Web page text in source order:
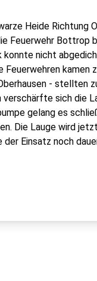
Heide Richtung
Feuerwehr Bottrop
nicht
kamen
- stellten
sich die
gelang es
Die Lauge wird
Einsatz noch